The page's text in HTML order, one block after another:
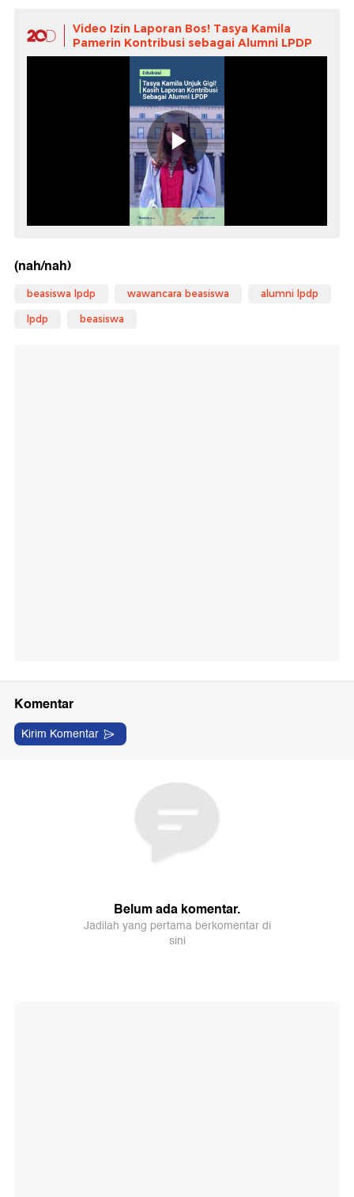
Video Izin Laporan Bos! Tasya Kamila
Pamerin Kontribusi sebagai Alumni LPDP
(nah/nah)
beasiswa lpdp wawancara beasiswa alumni lpdp
lpdp beasiswa